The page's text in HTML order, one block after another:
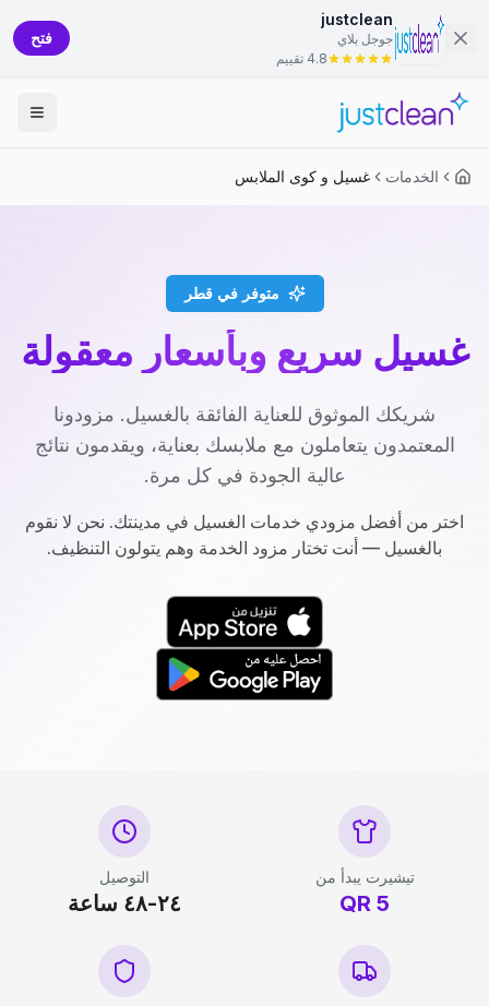
justclean
جوجل بلاي
4.8 تقييم
فتح
الخدمات غسيل و كوى الملابس
متوفر في قطر
غسيل سريع وبأسعار معقولة
شريكك الموثوق للعناية الفائقة بالغسيل. مزودونا
المعتمدون يتعاملون مع ملابسك بعناية، ويقدمون نتائج
عالية الجودة في كل مرة.
اختر من أفضل مزودي خدمات الغسيل في مدينتك. نحن لا نقوم
بالغسيل — أنت تختار مزود الخدمة وهم يتولون التنظيف.
تيشيرت يبدأ من
5
QR
التوصيل
٢٤-٤٨ ساعة